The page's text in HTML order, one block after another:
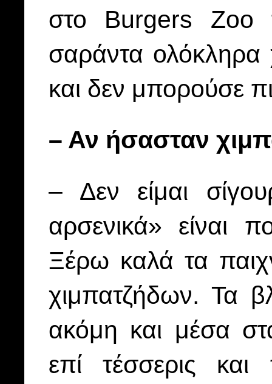
στο Burgers Zoo
σαράντα ολόκληρα
και δεν μπορούσε
– Αν ήσασταν
– Δεν είμαι
αρσενικά» είναι
Ξέρω καλά τα
χιμπατζήδων. Τα
ακόμη και μέσα
επί τέσσερις